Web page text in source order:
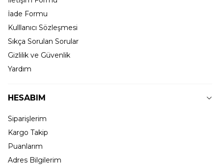
İade Formu
Kulllanıcı Sözleşmesi
Sıkça Sorulan Sorular
Gizlilik ve Güvenlik
Yardım
HESABIM
Siparişlerim
Kargo Takip
Puanlarım
Adres Bilgilerim